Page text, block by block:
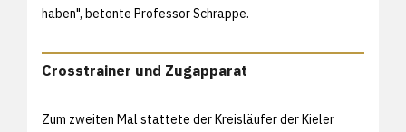
haben", betonte Professor Schrappe.
Crosstrainer und Zugapparat
Zum zweiten Mal stattete der Kreisläufer der Kieler